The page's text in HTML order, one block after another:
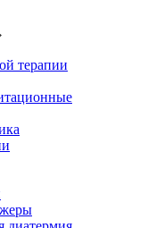
терапии